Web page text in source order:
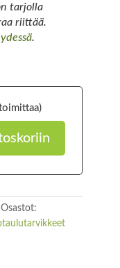
tarjolla
riittää.
.
Osastot: